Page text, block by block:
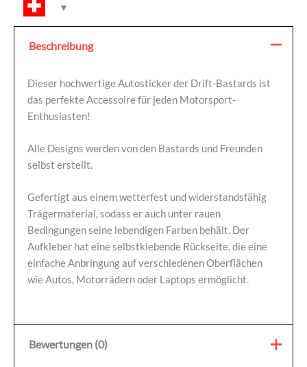
Beschreibung
Dieser hochwertige Autosticker der Drift-Bastards ist
das perfekte Accessoire für jeden Motorsport-
Enthusiasten!
Alle Designs werden von den Bastards und Freunden
selbst erstellt.
Gefertigt aus einem wetterfest und widerstandsfähig
Trägermaterial, sodass er auch unter rauen
Bedingungen seine lebendigen Farben behält. Der
Aufkleber hat eine selbstklebende Rückseite, die eine
einfache Anbringung auf verschiedenen Oberflächen
wie Autos, Motorrädern oder Laptops ermöglicht.
Bewertungen (0)